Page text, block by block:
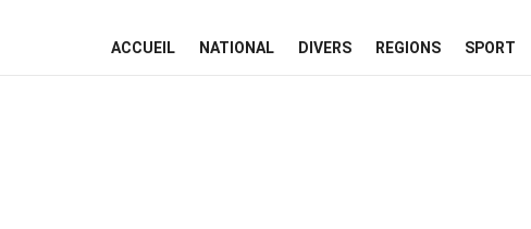
ACCUEIL NATIONAL DIVERS REGIONS SPORT